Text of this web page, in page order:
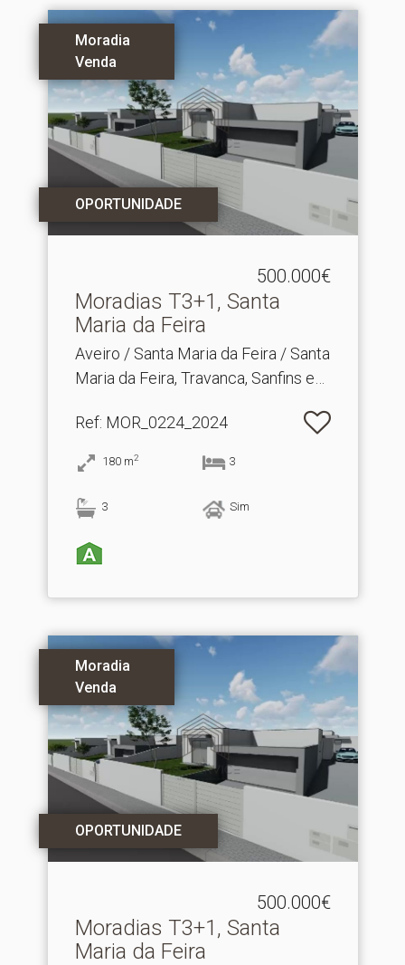
Moradia
Venda
OPORTUNIDADE
500.000€
Moradias T3+1, Santa
Maria da Feira
Aveiro / Santa Maria da Feira / Santa
Maria da Feira, Travanca, Sanfins e
Ref: MOR_0224_2024
180 m2 3
3 Sim
Moradia
Venda
OPORTUNIDADE
500.000€
Moradias T3+1, Santa
Maria da Feira